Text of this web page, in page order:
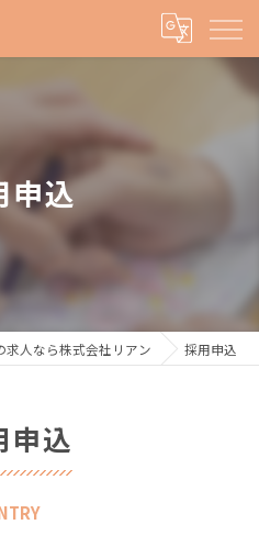
申込
求人なら株式会社リアン 採用申込
申込